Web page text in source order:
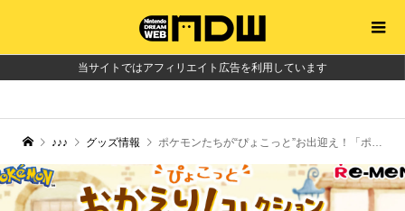
当サイトではアフィリエイト広告を利用しています
♪♪♪ グッズ情報 ポケモンたちが“ぴょこっと”お出迎え！「ポケットモンスター ぴょこっと おかえり！コレクション」が発売